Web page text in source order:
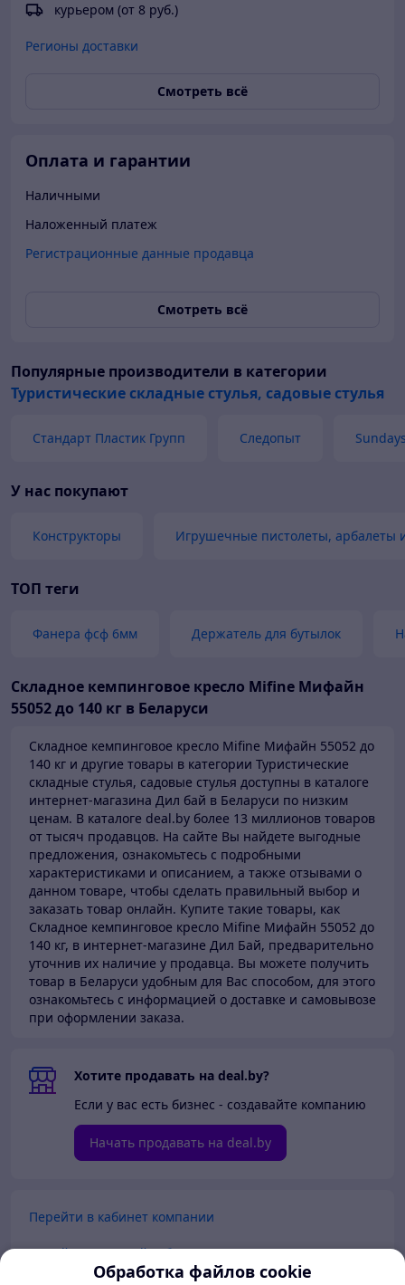
курьером (от 8 руб.)
Регионы доставки
Смотреть всё
Оплата и гарантии
Наличными
Наложенный платеж
Регистрационные данные продавца
Смотреть всё
Популярные производители в категории
Туристические складные стулья, садовые стулья
Стандарт Пластик Групп Следопыт
У нас покупают
Конструкторы Игрушечные пистолеты, арбалеты
ТОП теги
Фанера фсф 6мм Держатель для бутылок
Складное кемпинговое кресло Mifine Мифайн
55052 до 140 кг в Беларуси
Складное кемпинговое кресло Mifine Мифайн 55052 до
140 кг и другие товары в категории Туристические
складные стулья, садовые стулья доступны в каталоге
интернет-магазина Дил бай в Беларуси по низким
ценам. В каталоге deal.by более 13 миллионов товаров
от тысяч продавцов. На сайте Вы найдете выгодные
предложения, ознакомьтесь с подробными
характеристиками и описанием, а также отзывами о
данном товаре, чтобы сделать правильный выбор и
заказать товар онлайн. Купите такие товары, как
Складное кемпинговое кресло Mifine Мифайн 55052 до
140 кг, в интернет-магазине Дил Бай, предварительно
уточнив их наличие у продавца. Вы можете получить
товар в Беларуси удобным для Вас способом, для этого
ознакомьтесь с информацией о доставке и самовывозе
при оформлении заказа.
Хотите продавать на deal.by?
Если у вас есть бизнес - создавайте компанию
Начать продавать на deal.by
Перейти в кабинет компании
Перейти в личный кабинет
Обработка файлов cookie